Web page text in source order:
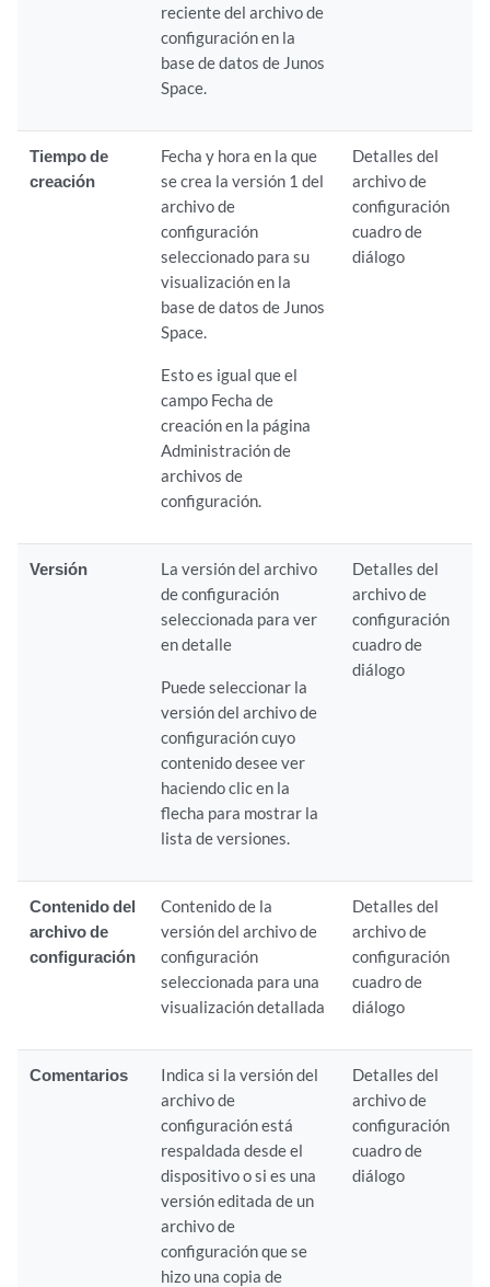
reciente del archivo de
configuración en la
base de datos de Junos
Space.
Tiempo de
creación
Fecha y hora en la que
se crea la versión 1 del
archivo de
configuración
seleccionado para su
visualización en la
base de datos de Junos
Space.
Esto es igual que el
campo Fecha de
creación en la página
Administración de
archivos de
configuración.
Detalles del
archivo de
configuración
cuadro de
diálogo
Versión
La versión del archivo
de configuración
seleccionada para ver
en detalle
Puede seleccionar la
versión del archivo de
configuración cuyo
contenido desee ver
haciendo clic en la
flecha para mostrar la
lista de versiones.
Detalles del
archivo de
configuración
cuadro de
diálogo
Contenido del
archivo de
configuración
Contenido de la
versión del archivo de
configuración
seleccionada para una
visualización detallada
Detalles del
archivo de
configuración
cuadro de
diálogo
Comentarios
Indica si la versión del
archivo de
configuración está
respaldada desde el
dispositivo o si es una
versión editada de un
archivo de
configuración que se
hizo una copia de
Detalles del
archivo de
configuración
cuadro de
diálogo